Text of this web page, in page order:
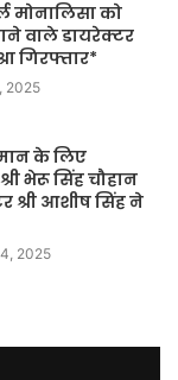
मोनालिसा को
वाले डायरेक्टर
गिरफ्तार*
2025
के लिए
भेरू सिंह चौहान
श्री आशीष सिंह ने
2025